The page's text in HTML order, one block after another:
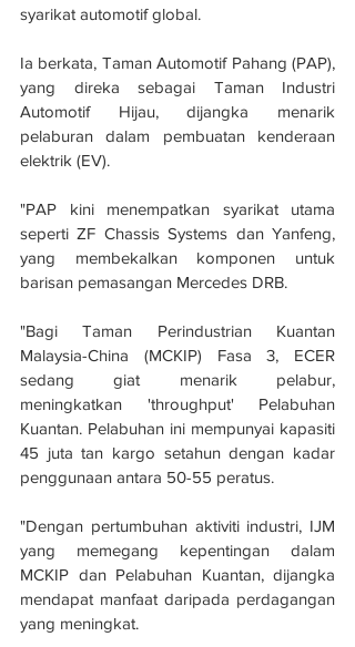
syarikat automotif global.
Ia berkata, Taman Automotif Pahang (PAP),
yang direka sebagai Taman Industri
Automotif Hijau, dijangka menarik
pelaburan dalam pembuatan kenderaan
elektrik (EV).
"PAP kini menempatkan syarikat utama
seperti ZF Chassis Systems dan Yanfeng,
yang membekalkan komponen untuk
barisan pemasangan Mercedes DRB.
"Bagi Taman Perindustrian Kuantan
Malaysia-China (MCKIP) Fasa 3, ECER
sedang giat menarik pelabur,
meningkatkan 'throughput' Pelabuhan
Kuantan. Pelabuhan ini mempunyai kapasiti
45 juta tan kargo setahun dengan kadar
penggunaan antara 50-55 peratus.
"Dengan pertumbuhan aktiviti industri, IJM
yang memegang kepentingan dalam
MCKIP dan Pelabuhan Kuantan, dijangka
mendapat manfaat daripada perdagangan
yang meningkat.